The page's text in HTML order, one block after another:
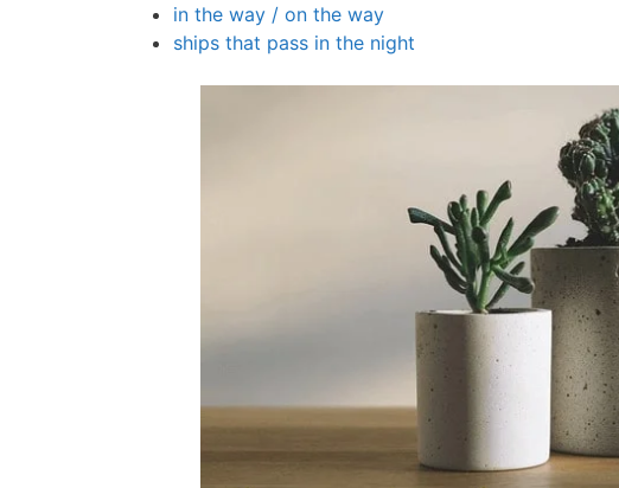
in the way / on the way
ships that pass in the night